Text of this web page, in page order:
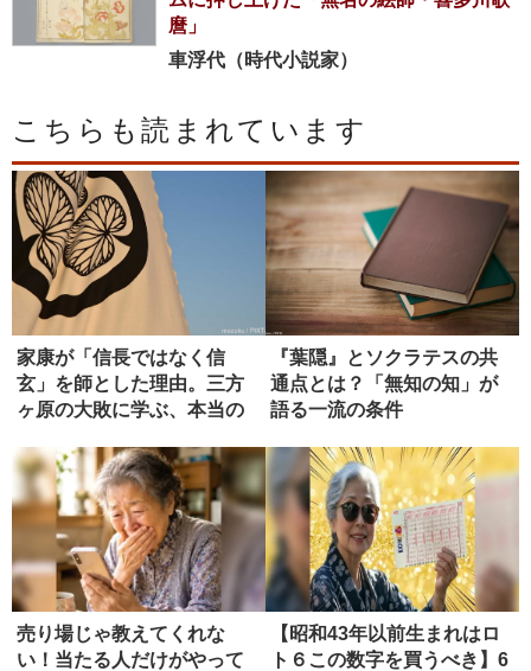
麿」
車浮代（時代小説家）
こちらも読まれています
家康が「信長ではなく信
玄」を師とした理由。三方
ヶ原の大敗に学ぶ、本当の
『葉隠』とソクラテスの共
通点とは？「無知の知」が
語る一流の条件
売り場じゃ教えてくれな
い！当たる人だけがやって
【昭和43年以前生まれはロ
ト６この数字を買うべき】6